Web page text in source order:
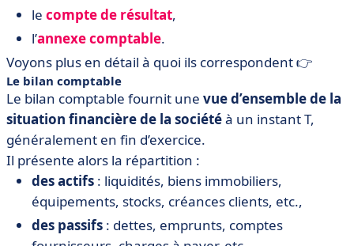
le compte de résultat,
l’annexe comptable.
Voyons plus en détail à quoi ils correspondent 👉
Le bilan comptable
Le bilan comptable fournit une vue d’ensemble de la
situation financière de la sociétéà un instant T,
généralement en fin d’exercice.
Il présente alors la répartition :
des actifs : liquidités, biens immobiliers,
équipements, stocks, créances clients, etc.,
des passifs : dettes, emprunts, comptes